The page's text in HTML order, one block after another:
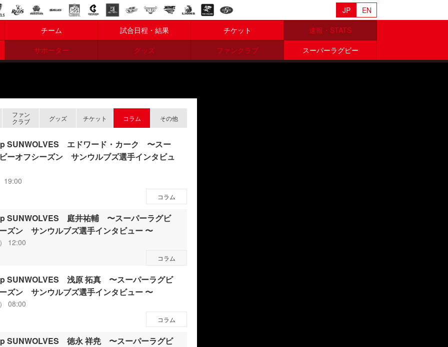
チーム 試合日程・結果 チケット
速報・STATS
サポーター
グッズ ファンクラブ スーパーラグビー
JP EN
ファン
クラブ
グッズ チケット コラム その他
SUNWOLVES エドワード・カーク 〜スー
ーオフシーズン サンウルブズ選手インタビュ
19:00
コラム
SUNWOLVES 庭井祐輔 〜スーパーラグビ
ズン サンウルブズ選手インタビュー 〜
12:00
コラム
SUNWOLVES 浅原 拓真 〜スーパーラグビ
ズン サンウルブズ選手インタビュー 〜
08:00
コラム
SUNWOLVES 徳永 祥尭 〜スーパーラグビ